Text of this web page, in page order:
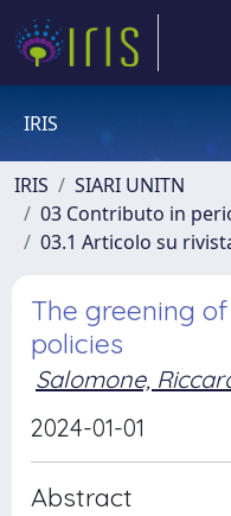
IRIS
IRIS
SIARI UNITN
03 Contributo in
03.1 Articolo su
The greening
policies
Salomone,
2024-01-01
Abstract